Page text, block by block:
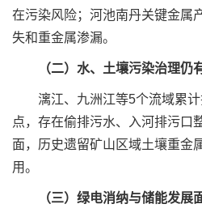
在污染风险；河池南丹关键金属
失和重金属渗漏。
（二）水、土壤污染治理仍
漓江、九洲江等5个流域累计
点，存在偷排污水、入河排污口
面，历史遗留矿山区域土壤重金
用。
（三）绿电消纳与储能发展